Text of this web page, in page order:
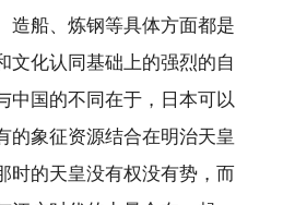
造船、炼钢等具体方面都是
文化认同基础上的强烈的自
中国的不同在于，日本可以
的象征资源结合在明治天皇
时的天皇没有权没有势，而